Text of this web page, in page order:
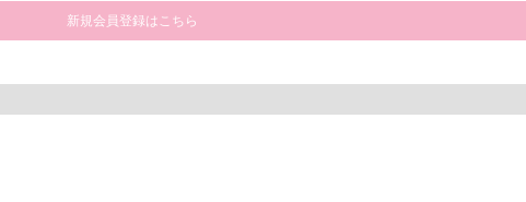
新規会員登録はこちら